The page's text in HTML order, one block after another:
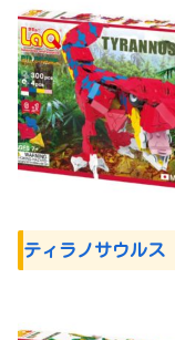
ティラノサウルス